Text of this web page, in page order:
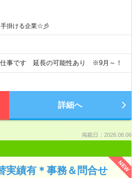
手掛ける企業☆彡
仕事です 延長の可能性あり ※9月～！
詳細へ
掲載日：2026.08.06
NEW
績有＊事務＆問合せ